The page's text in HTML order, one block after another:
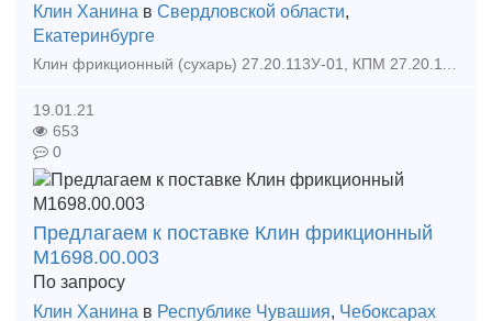
Клин Ханина в Свердловской области,
Екатеринбурге
19.01.21
653
0
Предлагаем к поставке Клин фрикционный
М1698.00.003
По запросу
Клин Ханина в Республике Чувашия, Чебоксарах